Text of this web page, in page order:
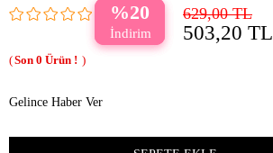
20 629,00 TL
503,20 TL
0
Gelince Haber Ver